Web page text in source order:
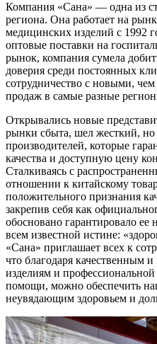
Компания «Сана» — одна из
региона. Она работает на
медицинских изделий с 1992
оптовые поставки на
рынок, компания сумела
доверия среди постоянных
сотрудничество с новыми,
продаж в самые разные
Открывались новые
рынки сбыта, шел жесткий, но
производителей, которые
качества и доступную цену
Сталкиваясь с
отношении к китайскому
положительного признания
закрепив себя как
обосновано гарантировало ее
всем известной истине:
«Сана» приглашает всех к
что благодаря качественным
изделиям и
помощи, можно обеспечить
неувядающим здоровьем и